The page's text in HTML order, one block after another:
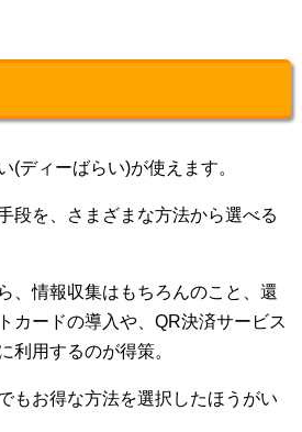
(ディーばらい)が使えます。
段を、さまざまな方法から選べる
、情報収集はもちろんのこと、還
カードの導入や、QR決済サービス
利用するのが得策。
もお得な方法を選択したほうがい